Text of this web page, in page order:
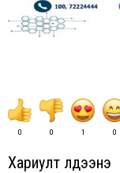
0 0 1 0
Хариулт үлдээнэ үү